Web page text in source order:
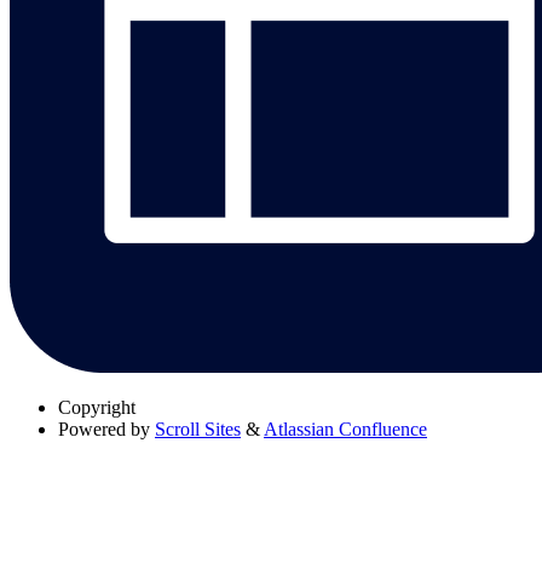
Copyright
Powered by Scroll Sites & Atlassian Confluence